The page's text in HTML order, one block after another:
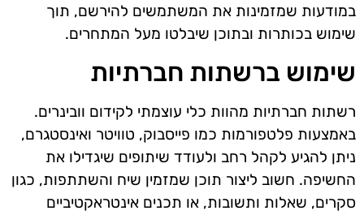
במודעות שמזמינות את המשתמשים להירשם, תוך
שימוש בכותרות ובתוכן שיבלטו מעל המתחרים.
שימוש ברשתות חברתיות
רשתות חברתיות מהוות כלי עוצמתי לקידום וובינרים.
באמצעות פלטפורמות כמו פייסבוק, טוויטר ואינסטגרם,
ניתן להגיע לקהל רחב ולעודד שיתופים שיגדילו את
החשיפה. חשוב ליצור תוכן שמזמין שיח והשתתפות, כגון
סקרים, שאלות ותשובות, או תכנים אינטראקטיביים